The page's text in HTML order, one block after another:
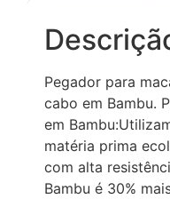
Pegador para
cabo em Bambu.
em
matéria prima
com alta
Bambu é 30%